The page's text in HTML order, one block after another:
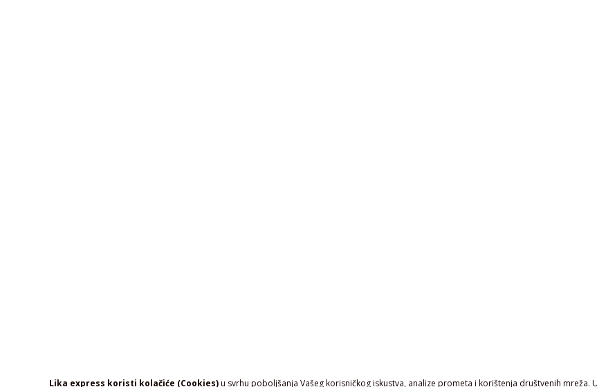
Lika express koristi kolačiće (Cookies)u svrhu poboljšanja Vašeg korisničkog iskustva, analize prometa i korištenja društvenih mreža.